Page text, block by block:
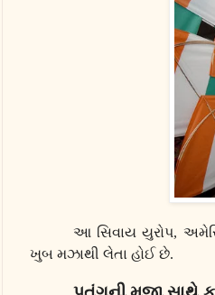
આ સિવાય યુરોપ,
ખુબ મઝાથી લેતા હોઈ છે.